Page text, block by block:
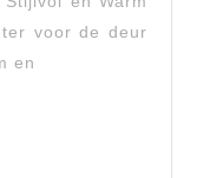
voor de deur
en